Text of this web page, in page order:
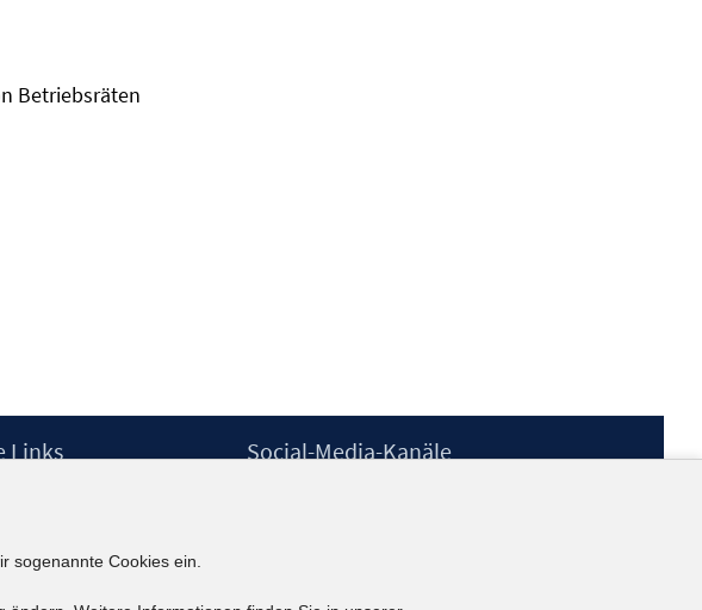
Betriebsräten
Links
Barrierefreiheit
Social-Media-Kanäle
sogenannte Cookies ein.